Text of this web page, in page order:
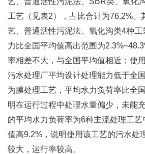
工艺（见表2），占比合计为76.2%。
艺、普通活性污泥法、氧化沟类4种
力比全国平均值高出范围为
率相差不大，与全国平均值相近；使
污水处理厂平均设计处理能力低于全
为膜处理工艺，平均水力负荷率比全
明在运行过程中处理水量偏少，未能
的平均水力负荷率为6种主流处理工
值高9.2%，说明使用该工艺的污水处
较大，运行率较高。